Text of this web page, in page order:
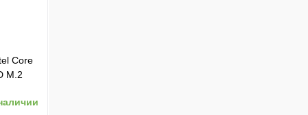
Core
M.2
Ti